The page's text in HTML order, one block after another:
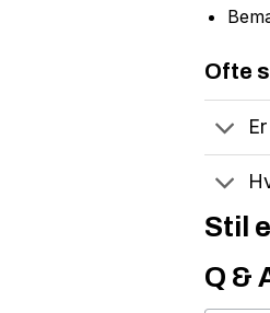
Ofte
Stil
Q &